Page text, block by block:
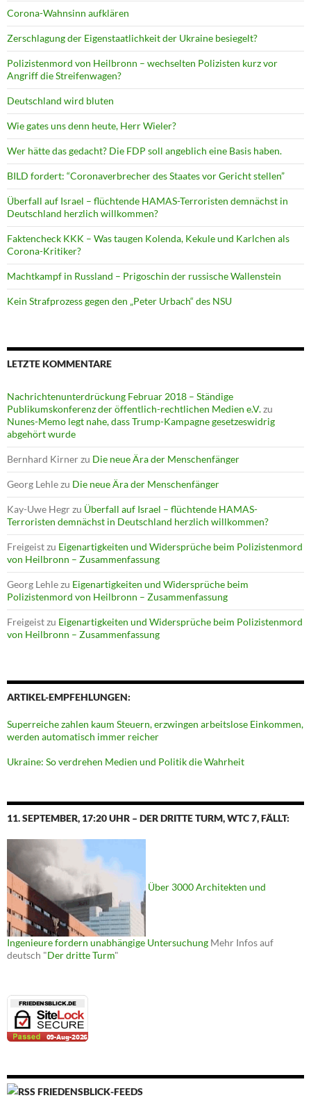
Corona-Wahnsinn aufklären
Zerschlagung der Eigenstaatlichkeit der Ukraine besiegelt?
Polizistenmord von Heilbronn – wechselten Polizisten kurz vor
Angriff die Streifenwagen?
Deutschland wird bluten
Wie gates uns denn heute, Herr Wieler?
Wer hätte das gedacht? Die FDP soll angeblich eine Basis haben.
BILD fordert: “Coronaverbrecher des Staates vor Gericht stellen”
Überfall auf Israel – flüchtende HAMAS-Terroristen demnächst in
Deutschland herzlich willkommen?
Faktencheck KKK – Was taugen Kolenda, Kekule und Karlchen als
Corona-Kritiker?
Machtkampf in Russland – Prigoschin der russische Wallenstein
Kein Strafprozess gegen den „Peter Urbach“ des NSU
LETZTE KOMMENTARE
Nachrichtenunterdrückung Februar 2018 – Ständige
Publikumskonferenz der öffentlich-rechtlichen Medien e.V.zu
Nunes-Memo legt nahe, dass Trump-Kampagne gesetzeswidrig
abgehört wurde
Bernhard Kirnerzu Die neue Ära der Menschenfänger
Georg Lehlezu Die neue Ära der Menschenfänger
Kay-Uwe Hegrzu Überfall auf Israel – flüchtende HAMAS-
Terroristen demnächst in Deutschland herzlich willkommen?
Freigeistzu Eigenartigkeiten und Widersprüche beim Polizistenmord
von Heilbronn – Zusammenfassung
Georg Lehlezu Eigenartigkeiten und Widersprüche beim
Polizistenmord von Heilbronn – Zusammenfassung
Freigeistzu Eigenartigkeiten und Widersprüche beim Polizistenmord
von Heilbronn – Zusammenfassung
ARTIKEL-EMPFEHLUNGEN:
Superreiche zahlen kaum Steuern, erzwingen arbeitslose Einkommen,
werden automatisch immer reicher
Ukraine: So verdrehen Medien und Politik die Wahrheit
11. SEPTEMBER, 17:20 UHR – DER DRITTE TURM, WTC 7, FÄLLT:
Über 3000 Architekten und
Ingenieure fordern unabhängige Untersuchung Mehr Infos auf
deutsch "Der dritte Turm"
FRIEDENSBLICK-FEEDS